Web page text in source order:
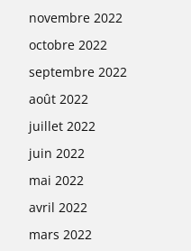
novembre 2022
octobre 2022
septembre 2022
août 2022
juillet 2022
juin 2022
mai 2022
avril 2022
mars 2022